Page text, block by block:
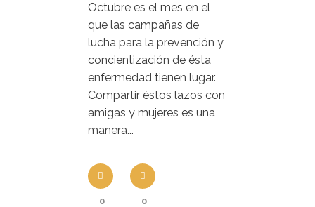
Octubre es el mes en el
que las campañas de
lucha para la prevención y
concientización de ésta
enfermedad tienen lugar.
Compartir éstos lazos con
amigas y mujeres es una
manera...
0 0